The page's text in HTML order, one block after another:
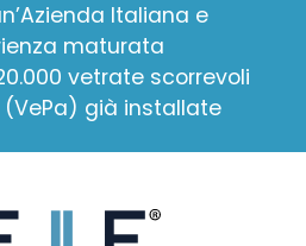
Italiana e
maturata
vetrate scorrevoli
già installate